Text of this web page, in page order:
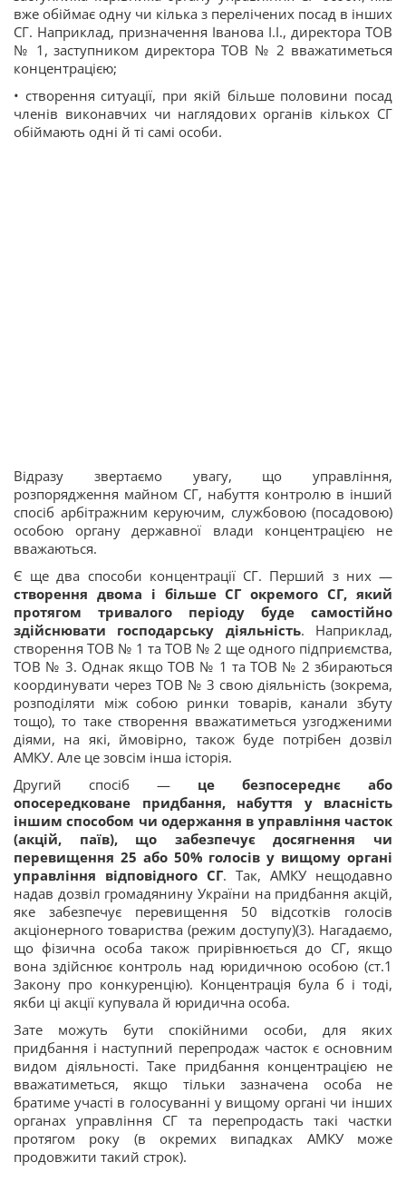
вже обіймає одну чи кілька з перелічених посад в інших
СГ. Наприклад, призначення Іванова І.І., директора ТОВ
№ 1, заступником директора ТОВ № 2 вважатиметься
концентрацією;
• створення ситуації, при якій більше половини посад
членів виконавчих чи наглядових органів кількох СГ
обіймають одні й ті самі особи.
Відразу звертаємо увагу, що управління,
розпорядження майном СГ, набуття контролю в інший
спосіб арбітражним керуючим, службовою (посадовою)
особою органу державної влади концентрацією не
вважаються.
Є ще два способи концентрації СГ. Перший з них —
створення двома і більше СГ окремого СГ, який
протягом тривалого періоду буде самостійно
здійснювати господарську діяльність. Наприклад,
створення ТОВ № 1 та ТОВ № 2 ще одного підприємства,
ТОВ № 3. Однак якщо ТОВ № 1 та ТОВ № 2 збираються
координувати через ТОВ № 3 свою діяльність (зокрема,
розподіляти між собою ринки товарів, канали збуту
тощо), то таке створення вважатиметься узгодженими
діями, на які, ймовірно, також буде потрібен дозвіл
АМКУ. Але це зовсім інша історія.
Другий спосіб — це безпосереднє або
опосередковане придбання, набуття у власність
іншим способом чи одержання в управління часток
(акцій, паїв), що забезпечує досягнення чи
перевищення 25 або 50% голосів у вищому органі
управління відповідного СГ. Так, АМКУ нещодавно
надав дозвіл громадянину України на придбання акцій,
яке забезпечує перевищення 50 відсотків голосів
акціонерного товариства (режим доступу)(3). Нагадаємо,
що фізична особа також прирівнюється до СГ, якщо
вона здійснює контроль над юридичною особою (ст.1
Закону про конкуренцію). Концентрація була б і тоді,
якби ці акції купувала й юридична особа.
Зате можуть бути спокійними особи, для яких
придбання і наступний перепродаж часток є основним
видом діяльності. Таке придбання концентрацією не
вважатиметься, якщо тільки зазначена особа не
братиме участі в голосуванні у вищому органі чи інших
органах управління СГ та перепродасть такі частки
протягом року (в окремих випадках АМКУ може
продовжити такий строк).